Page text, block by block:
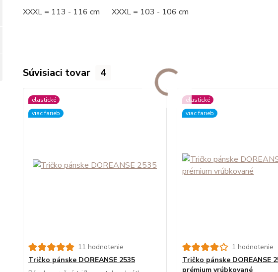
XXXL = 113 - 116 cm XXXL = 103 - 106 cm
Súvisiaci tovar 4
elastické
viac farieb
11 hodnotenie
Tričko pánske DOREANSE 2535
elastické
viac farieb
1 hodnotenie
Tričko pánske DOREANSE
prémium vrúbkované